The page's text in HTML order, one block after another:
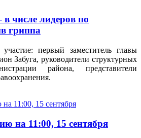
числе лидеров по
гриппа
первый заместитель главы
Забуга, руководители структурных
района, представители
на 11:00, 15 сентября